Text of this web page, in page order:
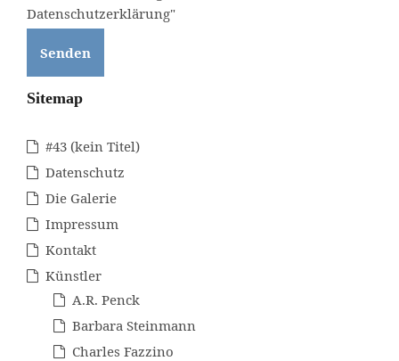
Datenschutzerklärung"
Sitemap
#43 (kein Titel)
Datenschutz
Die Galerie
Impressum
Kontakt
Künstler
A.R. Penck
Barbara Steinmann
Charles Fazzino